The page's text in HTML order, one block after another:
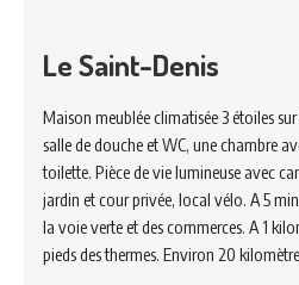
Le Saint-Denis
Maison meublée climatisée 3 étoiles
salle de douche et WC, une chambre
toilette. Pièce de vie lumineuse avec
jardin et cour privée, local vélo. A 5
la voie verte et des commerces. A 1
pieds des thermes. Environ 20